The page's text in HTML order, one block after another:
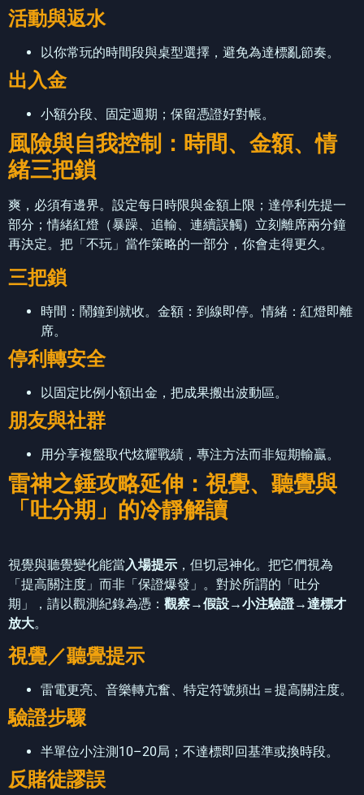
活動與返水
以你常玩的時間段與桌型選擇，避免為達標亂節奏。
出入金
小額分段、固定週期；保留憑證好對帳。
風險與自我控制：時間、金額、情
緒三把鎖
爽，必須有邊界。設定每日時限與金額上限；達停利先提一
部分；情緒紅燈（暴躁、追輸、連續誤觸）立刻離席兩分鐘
再決定。把「不玩」當作策略的一部分，你會走得更久。
三把鎖
時間：鬧鐘到就收。金額：到線即停。情緒：紅燈即離
席。
停利轉安全
以固定比例小額出金，把成果搬出波動區。
朋友與社群
用分享複盤取代炫耀戰績，專注方法而非短期輸贏。
雷神之錘攻略延伸：視覺、聽覺與
「吐分期」的冷靜解讀
視覺與聽覺變化能當 入場提示 ，但切忌神化。把它們視為
「提高關注度」而非「保證爆發」。對於所謂的「吐分
期」，請以觀測紀錄為憑： 觀察→假設→小注驗證→達標才
放大。
視覺／聽覺提示
雷電更亮、音樂轉亢奮、特定符號頻出＝提高關注度。
驗證步驟
半單位小注測10–20局；不達標即回基準或換時段。
反賭徒謬誤